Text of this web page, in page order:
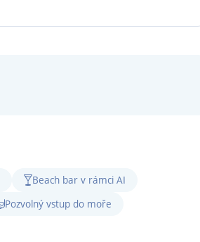
Beach bar v rámci AI
Pozvolný vstup do moře